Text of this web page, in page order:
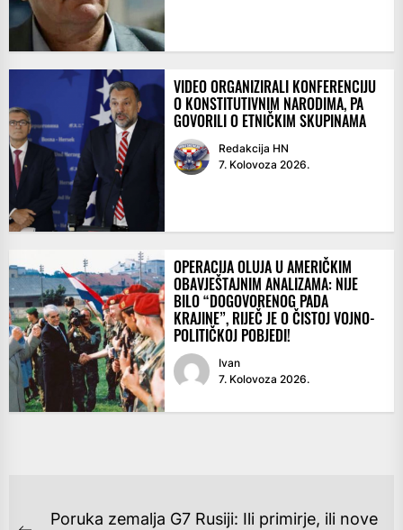
VIDEO ORGANIZIRALI KONFERENCIJU
O KONSTITUTIVNIM NARODIMA, PA
GOVORILI O ETNIČKIM SKUPINAMA
Redakcija HN
7. Kolovoza 2026.
OPERACIJA OLUJA U AMERIČKIM
OBAVJEŠTAJNIM ANALIZAMA: NIJE
BILO “DOGOVORENOG PADA
KRAJINE”, RIJEČ JE O ČISTOJ VOJNO-
POLITIČKOJ POBJEDI!
Ivan
7. Kolovoza 2026.
NAVIGACIJA
Poruka zemalja G7 Rusiji: Ili primirje, ili nove